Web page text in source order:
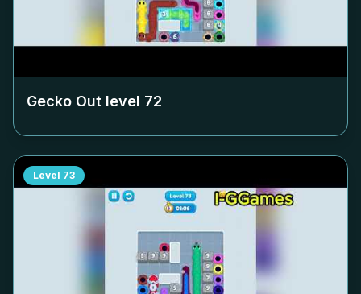
Gecko Out level 72
Level 73